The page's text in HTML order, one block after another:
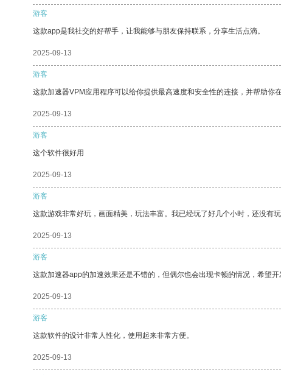
游客
这款app是我社交的好帮手，让我能够与朋友保持联系，分享生活点滴。
2025-09-13
游客
这款加速器VPM应用程序可以给你提供最高速度和安全性的连接，并帮助你
2025-09-13
游客
这个软件很好用
2025-09-13
游客
这款游戏非常好玩，画面精美，玩法丰富。我已经玩了好几个小时，还没有玩
2025-09-13
游客
这款加速器app的加速效果还是不错的，但偶尔也会出现卡顿的情况，希望开
2025-09-13
游客
这款软件的设计非常人性化，使用起来非常方便。
2025-09-13